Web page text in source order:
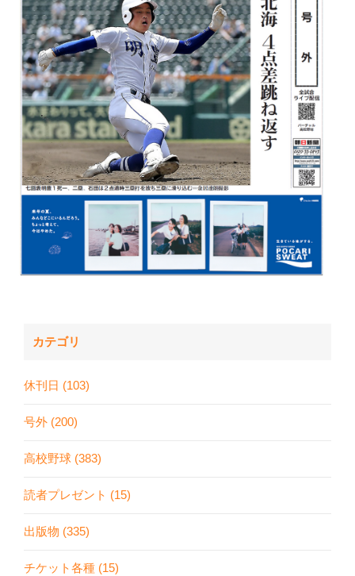
カテゴリ
休刊日 (103)
号外 (200)
高校野球 (383)
読者プレゼント (15)
出版物 (335)
チケット各種 (15)